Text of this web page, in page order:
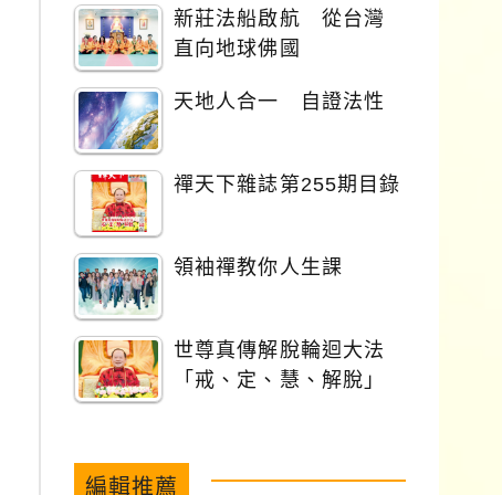
新莊法船啟航 從台灣
直向地球佛國
天地人合一 自證法性
禪天下雜誌第255期目錄
領袖禪教你人生課
世尊真傳解脫輪迴大法
「戒、定、慧、解脫」
編輯推薦